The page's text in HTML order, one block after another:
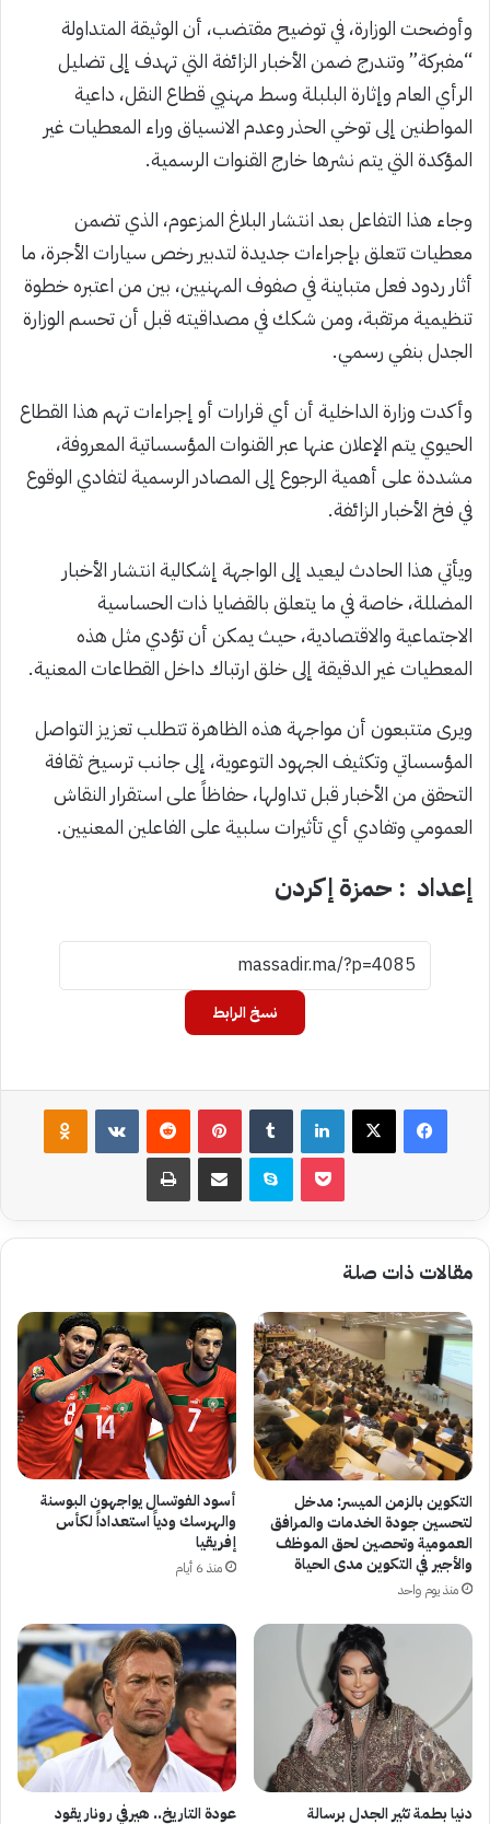
وأوضحت الوزارة، في توضيح مقتضب، أن الوثيقة المتداولة
“مفبركة” وتندرج ضمن الأخبار الزائفة التي تهدف إلى تضليل
الرأي العام وإثارة البلبلة وسط مهنيي قطاع النقل، داعية
المواطنين إلى توخي الحذر وعدم الانسياق وراء المعطيات غير
المؤكدة التي يتم نشرها خارج القنوات الرسمية.
وجاء هذا التفاعل بعد انتشار البلاغ المزعوم، الذي تضمن
معطيات تتعلق بإجراءات جديدة لتدبير رخص سيارات الأجرة، ما
أثار ردود فعل متباينة في صفوف المهنيين، بين من اعتبره خطوة
تنظيمية مرتقبة، ومن شكك في مصداقيته قبل أن تحسم الوزارة
الجدل بنفي رسمي.
وأكدت وزارة الداخلية أن أي قرارات أو إجراءات تهم هذا القطاع
الحيوي يتم الإعلان عنها عبر القنوات المؤسساتية المعروفة،
مشددة على أهمية الرجوع إلى المصادر الرسمية لتفادي الوقوع
في فخ الأخبار الزائفة.
ويأتي هذا الحادث ليعيد إلى الواجهة إشكالية انتشار الأخبار
المضللة، خاصة في ما يتعلق بالقضايا ذات الحساسية
الاجتماعية والاقتصادية، حيث يمكن أن تؤدي مثل هذه
المعطيات غير الدقيقة إلى خلق ارتباك داخل القطاعات المعنية.
ويرى متتبعون أن مواجهة هذه الظاهرة تتطلب تعزيز التواصل
المؤسساتي وتكثيف الجهود التوعوية، إلى جانب ترسيخ ثقافة
التحقق من الأخبار قبل تداولها، حفاظاً على استقرار النقاش
العمومي وتفادي أي تأثيرات سلبية على الفاعلين المعنيين.
إعداد : حمزة إكردن
نسخ الرابط
فيسبوك‫X لينكدإن ‏Tumblr بينتيريست
‏Reddit
‏VKontakte
‫Pocket سكايب مشاركة عبر البريد طباعة
مقالات ذات صلة
التكوين بالزمن الميسر: مدخل
لتحسين جودة الخدمات والمرافق
العمومية وتحصين لحق الموظف
والأجير في التكوين مدى الحياة
منذ يوم واحد
أسود الفوتسال يواجهون البوسنة
والهرسك ودياً استعداداً لكأس
إفريقيا
منذ 6 أيام
دنيا بطمة تثير الجدل برسالة
عودة التاريخ.. هيرفي رونار يقود